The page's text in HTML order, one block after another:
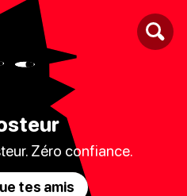
Zéro confiance.
tes amis